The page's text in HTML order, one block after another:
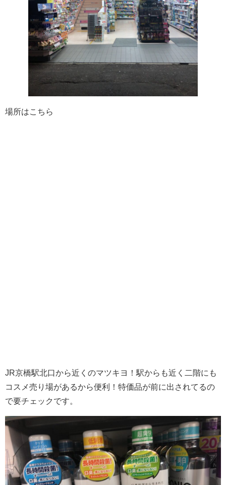
場所はこちら
JR京橋駅北口から近くのマツキヨ！駅からも近く二階にも
コスメ売り場があるから便利！特価品が前に出されてるの
で要チェックです。